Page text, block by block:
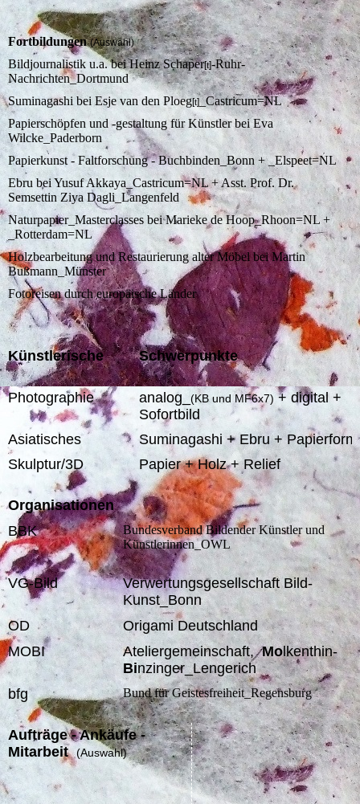
Fortbildungen(Auswahl)
Bildjournalistik u.a. bei Heinz Schaper[t]-Ruhr-
Nachrichten_Dortmund
Suminagashi bei Esje van den Ploeg[t]_Castricum=NL
Papierschöpfen und -gestaltung für Künstler bei Eva
Wilcke_Paderborn
Papierkunst - Faltforschung - Buchbinden_Bonn + _Elspeet=NL
Ebru bei Yusuf Akkaya_Castricum=NL + Asst. Prof. Dr.
Semsettin Ziya Dagli_Langenfeld
Naturpapier_Masterclasses bei Marieke de Hoop_Rhoon=NL +
_Rotterdam=NL
Holzbearbeitung und Restaurierung alter Möbel bei Martin
Bußmann_Münster
Fotoreisen durch europäische Länder
Künstlerische Schwerpunkte
Photographie analog_ (KB und MF6x7) + digital +
Sofortbild
Asiatisches
Suminagashi + Ebru +
Skulptur/3D
Papier + Holz + Relief
Organisationen
BBK
Bundesverband Bildender Künstler und
Künstlerinnen_OWL
VG-Bild
Verwertungsgesellschaft Bild-
Kunst_Bonn
OD
Origami Deutschland
MOBI
Ateliergemeinschaft,Molkenthin-
Binzinger_Lengerich
bfg
Bund für Geistesfreiheit_Regensburg
Aufträge - Ankäufe -
Mitarbeit(Auswahl)